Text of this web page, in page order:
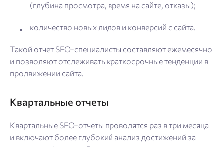
(глубина просмотра, время на сайте, отказы);
количество новых лидов и конверсий с сайта.
Такой отчет SEO-специалисты составляют ежемесячно
и позволяют отслеживать краткосрочные тенденции в
продвижении сайта.
Квартальные отчеты
Квартальные SEO-отчеты проводятся раз в три месяца
и включают более глубокий анализ достижений за